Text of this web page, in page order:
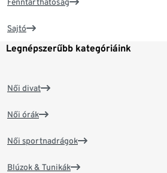
Fenntarthatóság
Sajtó
Legnépszerűbb kategóriáink
Női divat
Női órák
Női sportnadrágok
Blúzok & Tunikák